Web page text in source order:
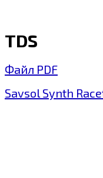
TDS
Файл PDF
Savsol Synth